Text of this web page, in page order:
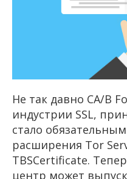
Не так давно CA/B
индустрии SSL,
стало
расширения Tor
TBSCertificate.
центр может